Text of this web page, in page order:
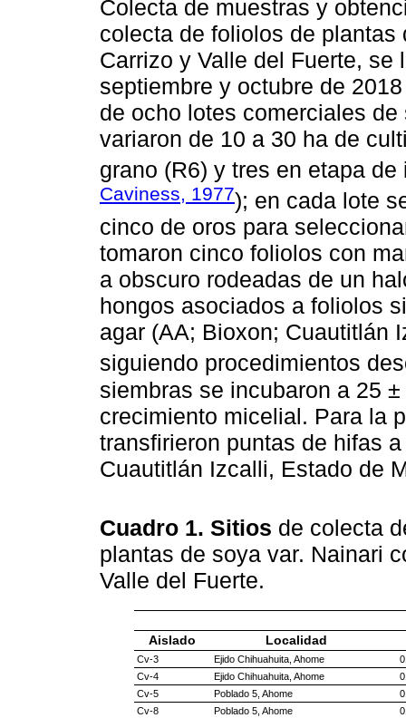
Colecta de muestras y
colecta de foliolos de
Carrizo y Valle del Fuerte,
septiembre y octubre de
de ocho lotes comerciales
variaron de 10 a 30 ha de
grano (R6) y tres en etapa
Caviness, 1977); en cada lote
cinco de oros para
tomaron cinco foliolos con
a obscuro rodeadas de un
hongos asociados a foliolos
agar (AA; Bioxon; Cuautitlán
siguiendo procedimientos
siembras se incubaron a 25
crecimiento micelial. Para la
transfirieron puntas de hifas
Cuautitlán Izcalli, Estado de
Cuadro 1. Sitios de colecta
plantas de soya var. Nainari
Valle del Fuerte.
Aislado Localidad
Cv-3 Ejido Chihuahuita, Ahome
Cv-4
Ejido Chihuahuita, Ahome
Cv-5
Poblado 5, Ahome
Cv-8
Poblado 5, Ahome